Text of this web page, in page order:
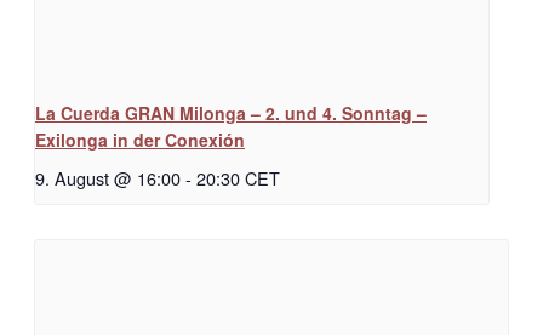
La Cuerda GRAN Milonga – 2. und 4. Sonntag –
Exilonga in der Conexión
9. August @ 16:00- 20:30CET